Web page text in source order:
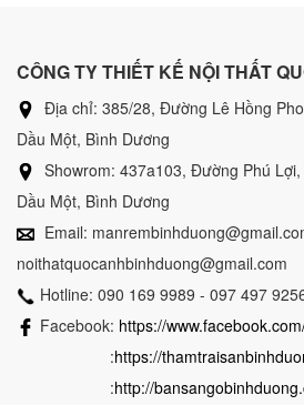
CÔNG TY THIẾT KẾ NỘI THẤT
Địa chỉ: 385/28, Đường Lê Hồng
Dầu Một, Bình Dương
Showrom: 437a103, Đường Phú Lợi,
Dầu Một, Bình Dương
Email:
noithatquocanhbinhduong@gmail.com
Hotline: 090 169 9989 - 097 497
Facebook: https://
:https://
:http://